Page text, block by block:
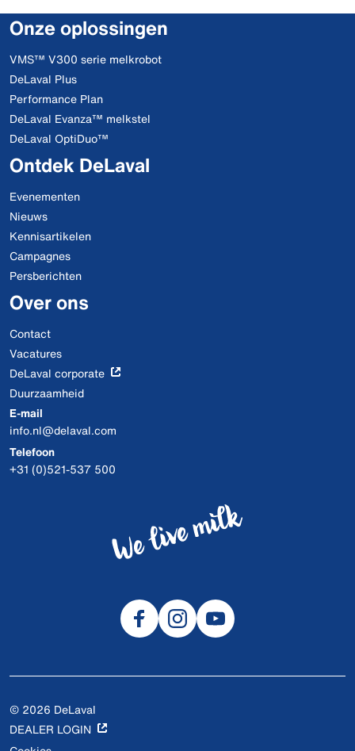
Onze oplossingen
VMS™ V300 serie melkrobot
DeLaval Plus
Performance Plan
DeLaval Evanza™ melkstel
DeLaval OptiDuo™
Ontdek DeLaval
Evenementen
Nieuws
Kennisartikelen
Campagnes
Persberichten
Over ons
Contact
Vacatures
DeLaval corporate
Duurzaamheid
E-mail
info.nl@delaval.com
Telefoon
+31 (0)521-537 500
© 2026 DeLaval
DEALER LOGIN